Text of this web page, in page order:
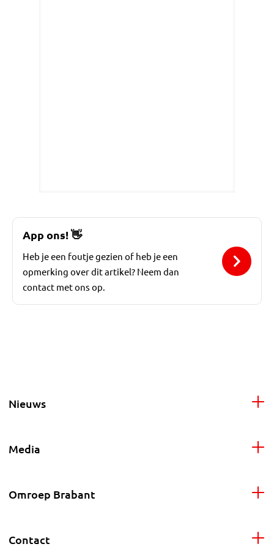
App ons!👋
Heb je een foutje gezien of heb je een
opmerking over dit artikel? Neem dan
contact met ons op.
Nieuws
Media
Omroep Brabant
Contact